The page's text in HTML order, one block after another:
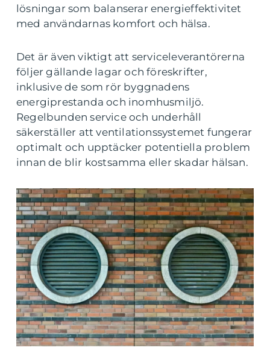
lösningar som balanserar energieffektivitet
med användarnas komfort och hälsa.
Det är även viktigt att serviceleverantörerna
följer gällande lagar och föreskrifter,
inklusive de som rör byggnadens
energiprestanda och inomhusmiljö.
Regelbunden service och underhåll
säkerställer att ventilationssystemet fungerar
optimalt och upptäcker potentiella problem
innan de blir kostsamma eller skadar hälsan.